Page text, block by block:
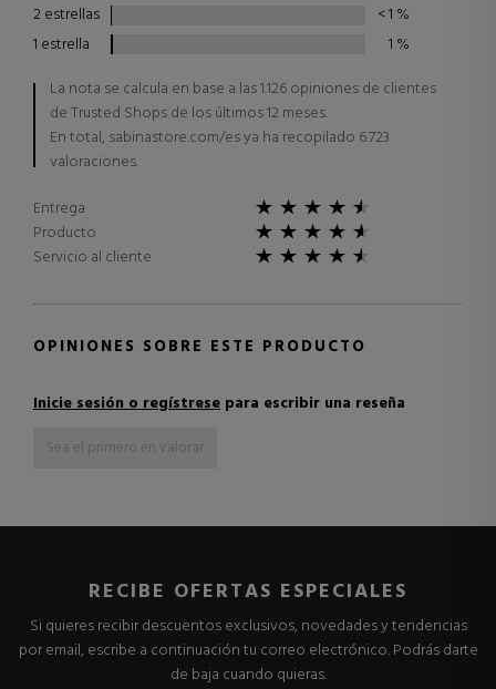
2 estrellas
< 1 %
1 estrella
1 %
La nota se calcula en base a las 1.126 opiniones de clientes
de Trusted Shops de los últimos 12 meses.
En total, sabinastore.com/es ya ha recopilado 6.723
valoraciones.
Entrega
Producto
Servicio al cliente
OPINIONES SOBRE ESTE PRODUCTO
Inicie sesión o regístrese para escribir una reseña
Sea el primero en valorar
RECIBE OFERTAS ESPECIALES
Si quieres recibir descuentos exclusivos, novedades y tendencias
por email, escribe a continuación tu correo electrónico. Podrás darte
de baja cuando quieras.